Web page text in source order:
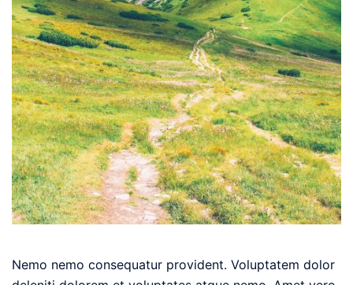
Nemo nemo consequatur provident. Voluptatem dolor